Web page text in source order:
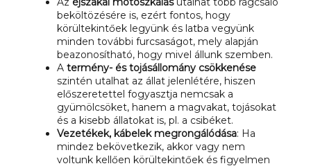
beköltözésére is, ezért fontos, hogy
körültekintőek legyünk és latba vegyünk
minden további furcsaságot, mely alapján
beazonosítható, hogy mivel állunk szemben.
A termény- és tojásállomány csökkenése
szintén utalhat az állat jelenlétére, hiszen
előszeretettel fogyasztja nemcsak a
gyümölcsöket, hanem a magvakat, tojásokat
és a kisebb állatokat is, pl. a csibéket.
Vezetékek, kábelek megrongálódása: Ha
mindez bekövetkezik, akkor vagy nem
voltunk kellően körültekintőek és figyelmen